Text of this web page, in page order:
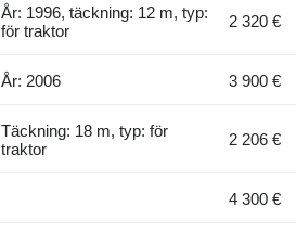
År: 1996, täckning: 12 m, typ:
för traktor
2 320 €
År: 2006 3 900 €
Täckning: 18 m, typ: för
traktor
2 206 €
4 300 €